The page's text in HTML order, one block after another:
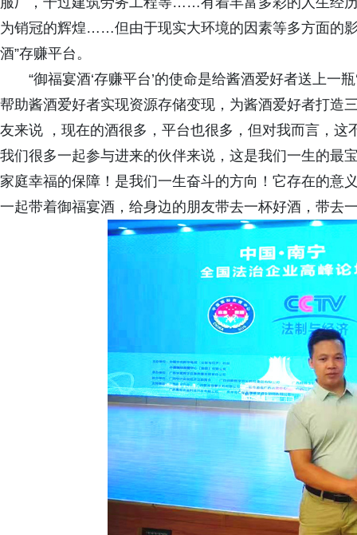
为销冠的辉煌……但由于现实大环境的因素等多方面的
酒”存赚平台。
“御福宴酒‘存赚平台’的使命是给酱酒爱好者送上一瓶
帮助酱酒爱好者实现资源存储变现，为酱酒爱好者打造
友来说 ，现在的酒很多，平台也很多，但对我而言，
我们很多一起参与进来的伙伴来说，这是我们一生的最
家庭幸福的保障！是我们一生奋斗的方向！它存在的
一起带着御福宴酒，给身边的朋友带去一杯好酒，带去